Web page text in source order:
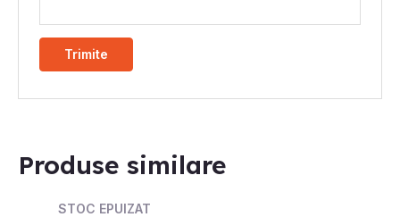
Produse similare
STOC EPUIZAT